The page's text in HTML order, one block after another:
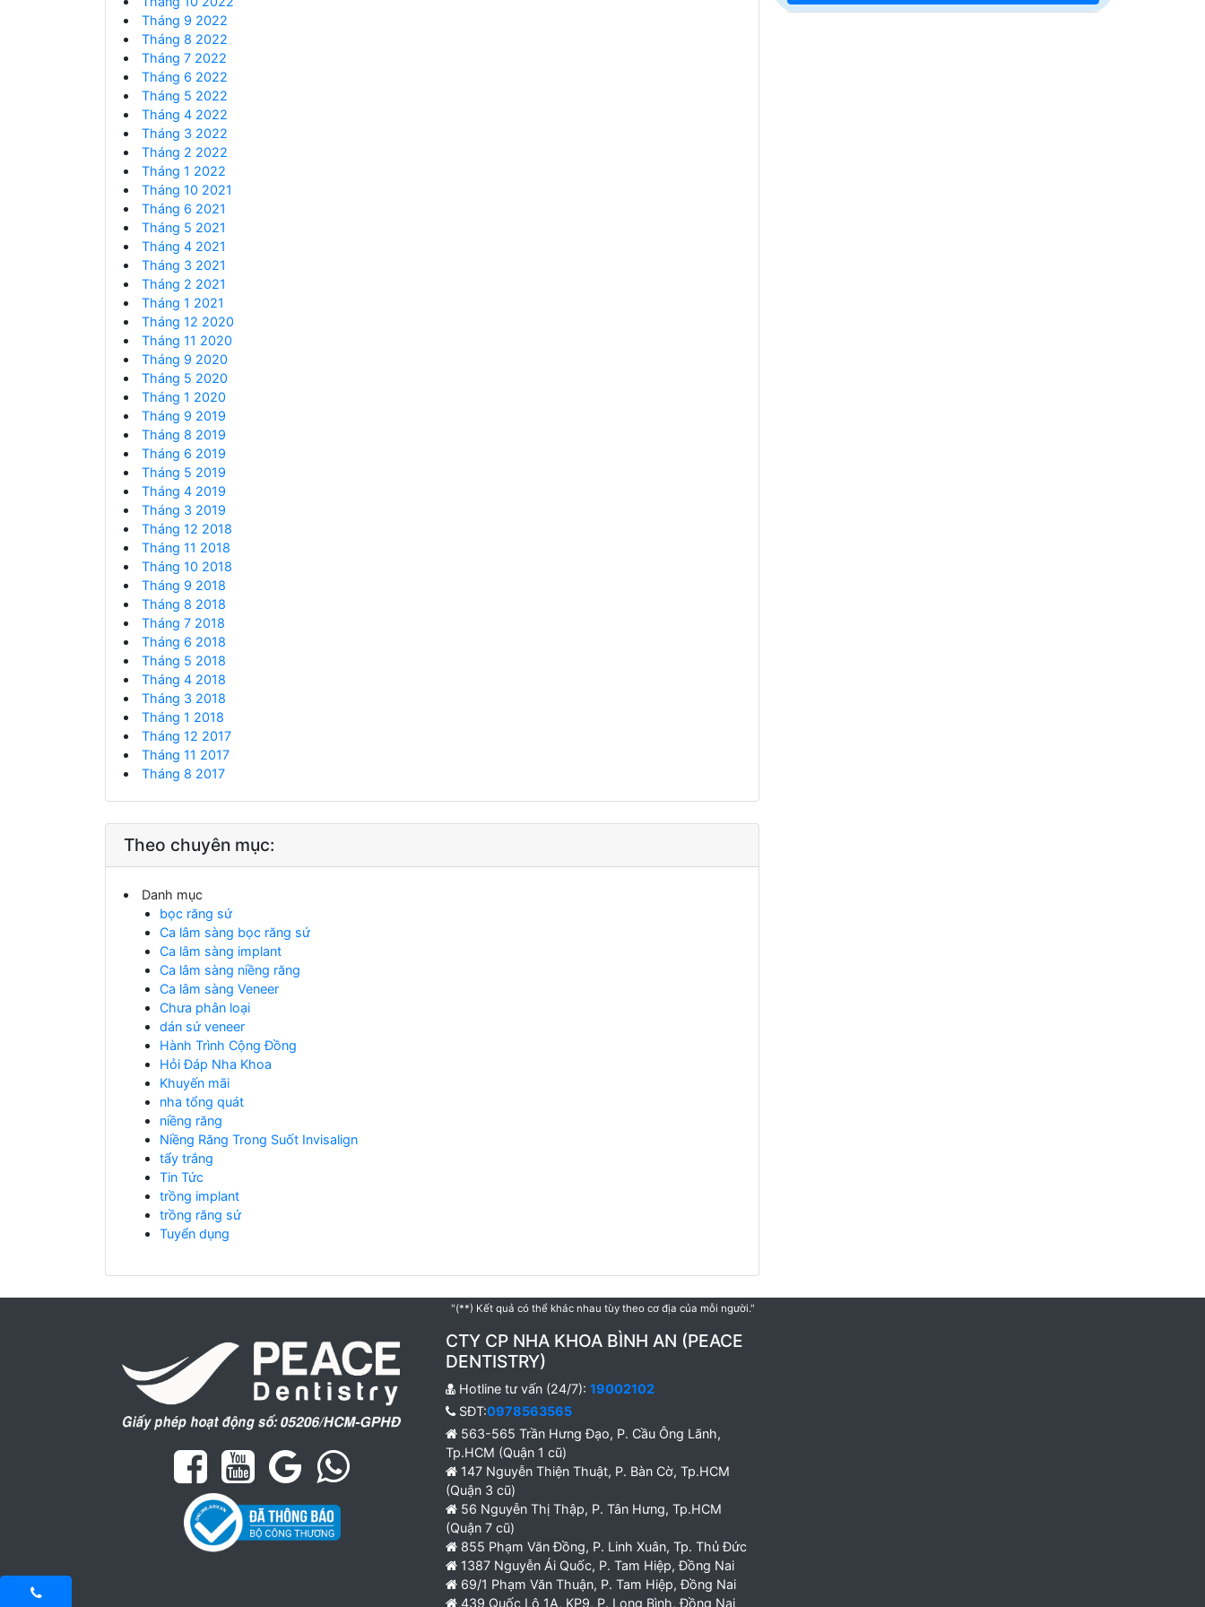
Tháng 9 2022
Tháng 8 2022
Tháng 7 2022
Tháng 6 2022
Tháng 5 2022
Tháng 4 2022
Tháng 3 2022
Tháng 2 2022
Tháng 1 2022
Tháng 10 2021
Tháng 6 2021
Tháng 5 2021
Tháng 4 2021
Tháng 3 2021
Tháng 2 2021
Tháng 1 2021
Tháng 12 2020
Tháng 11 2020
Tháng 9 2020
Tháng 5 2020
Tháng 1 2020
Tháng 9 2019
Tháng 8 2019
Tháng 6 2019
Tháng 5 2019
Tháng 4 2019
Tháng 3 2019
Tháng 12 2018
Tháng 11 2018
Tháng 10 2018
Tháng 9 2018
Tháng 8 2018
Tháng 7 2018
Tháng 6 2018
Tháng 5 2018
Tháng 4 2018
Tháng 3 2018
Tháng 1 2018
Tháng 12 2017
Tháng 11 2017
Tháng 8 2017
Theo chuyên mục:
Danh mục
bọc răng sứ
Ca lâm sàng bọc răng sứ
Ca lâm sàng implant
Ca lâm sàng niềng răng
Ca lâm sàng Veneer
Chưa phân loại
dán sứ veneer
Hành Trình Cộng Đồng
Hỏi Đáp Nha Khoa
Khuyến mãi
nha tổng quát
niềng răng
Niềng Răng Trong Suốt Invisalign
tẩy trắng
Tin Tức
trồng implant
trồng răng sứ
Tuyển dụng
"(**) Kết quả có thể khác nhau tùy theo cơ địa của mỗi người."
CTY CP NHA KHOA BÌNH AN (PEACE
DENTISTRY)
Hotline tư vấn (24/7): 19002102
SĐT:0978563565
563-565 Trần Hưng Đạo, P. Cầu Ông Lãnh,
Tp.HCM (Quận 1 cũ)
147 Nguyễn Thiện Thuật, P. Bàn Cờ, Tp.HCM
(Quận 3 cũ)
56 Nguyễn Thị Thập, P. Tân Hưng, Tp.HCM
(Quận 7 cũ)
855 Phạm Văn Đồng, P. Linh Xuân, Tp. Thủ Đức
1387 Nguyễn Ái Quốc, P. Tam Hiệp, Đồng Nai
69/1 Phạm Văn Thuận, P. Tam Hiệp, Đồng Nai
439 Quốc Lộ 1A, KP9, P. Long Bình, Đồng Nai